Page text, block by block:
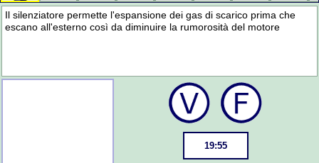
Il silenziatore permette l'espansione dei gas di scarico prima che
escano all'esterno così da diminuire la rumorosità del motore
19:55